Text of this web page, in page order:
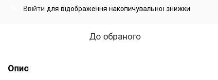
Ввійти для відображення накопичувальної знижки
До обраного
Опис